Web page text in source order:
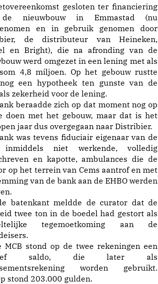
gesloten ter financiering
nieuwbouw in Emmastad (nu
en in gebruik genomen door
de distributeur van Heineken,
en Bright), die na afronding van de
werd omgezet in een lening met als
4,8 miljoen. Op het gebouw rustte
een hypotheek ten gunste van de
zekerheid voor de lening.
beraadde zich op dat moment nog op
doen met het gebouw, maar dat is het
jaar dus overgegaan naar Distribier.
was tevens fiduciair eigenaar van de
niet werkende, volledig
en kapotte, ambulances die de
op het terrein van Cems aantrof en met
van de bank aan de EHBO werden
batenkant meldde de curator dat de
twee ton in de boedel had gestort als
tegemoetkoming aan de
MCB stond op de twee rekeningen een
saldo, die later als
worden gebruikt.
stond 203.000 gulden.